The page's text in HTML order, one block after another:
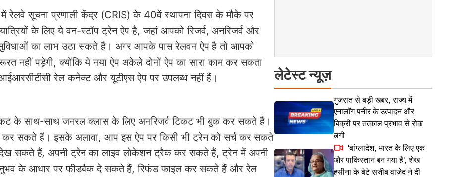
में रेलवे सूचना प्रणाली केंद्र (CRIS) के 40वें स्थापना दिवस के मौके पर
के लिए ये वन-स्टॉप ट्रेन ऐप है, जहां आपको रिजर्व, अनरिजर्व और
का लाभ उठा सकते हैं। अगर आपके पास रेलवन ऐप है तो आपको
पड़ेगी, क्योंकि ये नया ऐप अकेले दोनों ऐप का सारा काम कर सकता
रेल कनेक्ट और यूटीएस ऐप पर उपलब्ध नहीं हैं।
के साथ-साथ जनरल क्लास के लिए अनरिजर्व टिकट भी बुक कर सकते हैं।
कर सकते हैं। इसके अलावा, आप इस ऐप पर किसी भी ट्रेन को सर्च कर सकते
सकते हैं, अपनी ट्रेन का लाइव लोकेशन ट्रैक कर सकते हैं, ट्रेन में अपनी
के आधार पर फीडबैक दे सकते हैं, रिफंड फाइल कर सकते हैं और रेल
लेटेस्ट न्यूज़
गुजरात से बड़ी खबर, राज्य में
एनालॉग पनीर के उत्पादन और
बिक्री पर तत्काल प्रभाव से रोक
लगी
'बांग्लादेश, भारत के लिए एक
और पाकिस्तान बन गया है', शेख
हसीना के बेटे सजीब वाजेद ने दी